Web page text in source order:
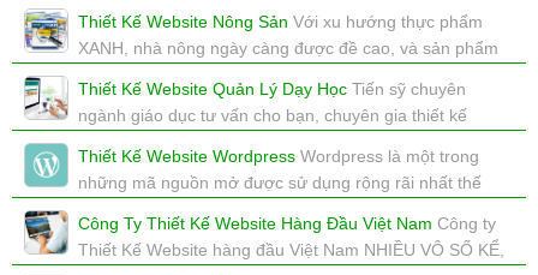
xem: 4461 | cập nhật: 16/12/2017 16:08
Thiết Kế Website Nông Sản Với xu hướng thực phẩm
XANH, nhà nông ngày càng được đề cao, và sản phẩm
xem: 3318 | cập nhật: 16/12/2017 16:04
Thiết Kế Website Quản Lý Dạy Học Tiến sỹ chuyên
ngành giáo dục tư vấn cho bạn, chuyên gia thiết kế
công.
xem: 2629 | cập nhật: 16/12/2017 16:03
Thiết Kế Website Wordpress Wordpress là một trong
những mã nguồn mở được sử dụng rộng rãi nhất thế
khách hàng.
xem: 3498 | cập nhật: 16/12/2017 16:03
Công Ty Thiết Kế Website Hàng Đầu Việt Nam Công ty
Thiết Kế Website hàng đầu Việt Nam NHIỀU VÔ SỐ KỂ,